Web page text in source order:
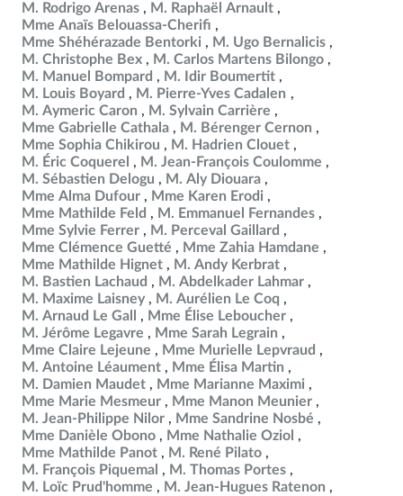
M. Rodrigo Arenas
M. Raphaël Arnault
Mme Anaïs Belouassa-Cherifi
Mme Shéhérazade Bentorki
M. Ugo Bernalicis
M. Christophe Bex
M. Carlos Martens Bilongo
M. Manuel Bompard
M. Idir Boumertit
M. Louis Boyard
M. Pierre-Yves Cadalen
M. Aymeric Caron
M. Sylvain Carrière
Mme Gabrielle Cathala
M. Bérenger Cernon
Mme Sophia Chikirou
M. Hadrien Clouet
M. Éric Coquerel
M. Jean-François Coulomme
M. Sébastien Delogu
M. Aly Diouara
Mme Alma Dufour
Mme Karen Erodi
Mme Mathilde Feld
M. Emmanuel Fernandes
Mme Sylvie Ferrer
M. Perceval Gaillard
Mme Clémence Guetté
Mme Zahia Hamdane
Mme Mathilde Hignet
M. Andy Kerbrat
M. Bastien Lachaud
M. Abdelkader Lahmar
M. Maxime Laisney
M. Aurélien Le Coq
M. Arnaud Le Gall
Mme Élise Leboucher
M. Jérôme Legavre
Mme Sarah Legrain
Mme Claire Lejeune
Mme Murielle Lepvraud
M. Antoine Léaument
Mme Élisa Martin
M. Damien Maudet
Mme Marianne Maximi
Mme Marie Mesmeur
Mme Manon Meunier
M. Jean-Philippe Nilor
Mme Sandrine Nosbé
Mme Danièle Obono
Mme Nathalie Oziol
Mme Mathilde Panot
M. René Pilato
M. François Piquemal
M. Thomas Portes
M. Loïc Prud'homme
M. Jean-Hugues Ratenon